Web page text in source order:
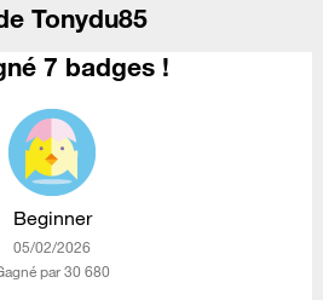
Tonydu85
7 badges !
Beginner
‎05/02/2026
par 30 680